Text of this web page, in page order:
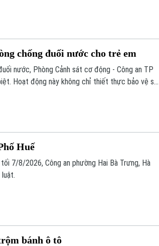
chống đuối nước cho trẻ em
nước, Phòng Cảnh sát cơ động - Công an TP
Hoạt động này không chỉ thiết thực bảo vệ sự
Huế
7/8/2026, Công an phường Hai Bà Trưng, Hà
bánh ô tô